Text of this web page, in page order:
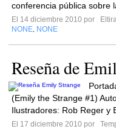
conferencia pública sobre
El 14 diciembre 2010 por
NONE NONE
Reseña de
(Emily the Strange #1)
Ilustradores: Rob Reger y
El 17 diciembre 2010 por